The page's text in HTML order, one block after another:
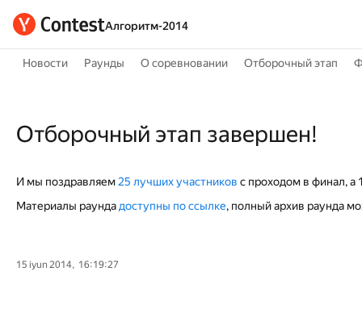
Алгоритм-2014
Новости Раунды О соревновании Отборочный этап
Отборочный этап завершен!
И мы поздравляем25 лучших участников с проходом в финал, а
Материалы раунда доступны по ссылке, полный архив раунда
15 iyun 2014, 16:19:27